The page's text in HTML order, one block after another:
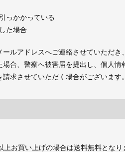
っかかっている
た場合
ルアドレスへご連絡させていただ
合、警察へ被害届を提出し、個人情
求させていただく場合がございます。
お買い上げの場合は送料無料となり